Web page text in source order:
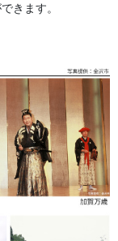
きます。